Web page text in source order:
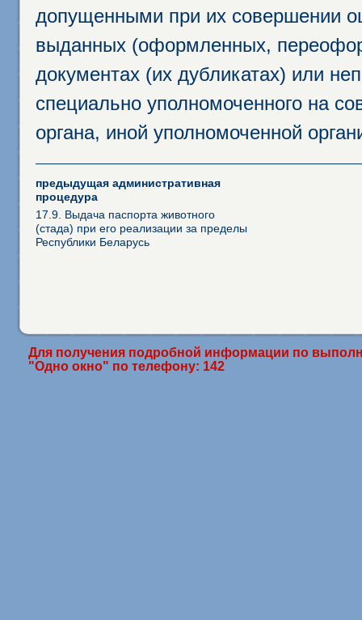
допущенными при их совершении
выданных (оформленных,
документах (их дубликатах) или
специально уполномоченного на
органа, иной уполномоченной
предыдущая административная
процедура
17.9. Выдача паспорта животного
(стада) при его реализации за пределы
Республики Беларусь
Для получения подробной информации по
"Одно окно" по телефону: 142